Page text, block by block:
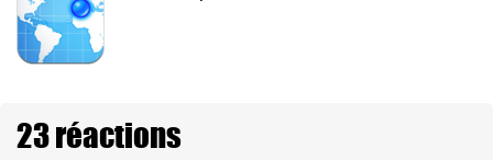
23 réactions